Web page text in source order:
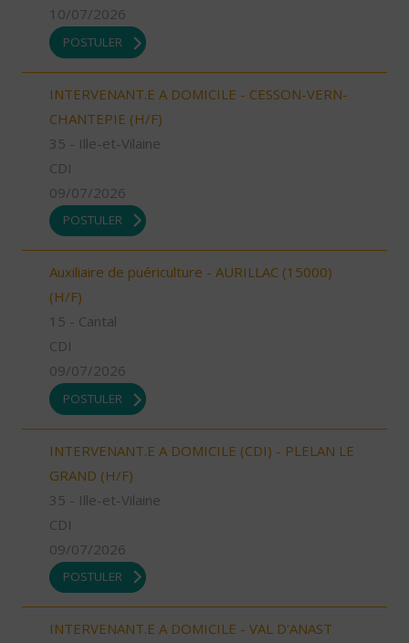
10/07/2026
POSTULER
INTERVENANT.E A DOMICILE - CESSON-VERN-
CHANTEPIE (H/F)
35 - Ille-et-Vilaine
CDI
09/07/2026
POSTULER
Auxiliaire de puériculture - AURILLAC (15000)
(H/F)
15 - Cantal
CDI
09/07/2026
POSTULER
INTERVENANT.E A DOMICILE (CDI) - PLELAN LE
GRAND (H/F)
35 - Ille-et-Vilaine
CDI
09/07/2026
POSTULER
INTERVENANT.E A DOMICILE - VAL D'ANAST